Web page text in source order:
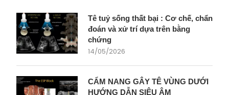
Tê tuỷ sống thất bại : Cơ chế, chẩn
đoán và xử trí dựa trên bằng
chứng
14/05/2026
CẨM NANG GÂY TÊ VÙNG DƯỚI
HƯỚNG DẪN SIÊU ÂM